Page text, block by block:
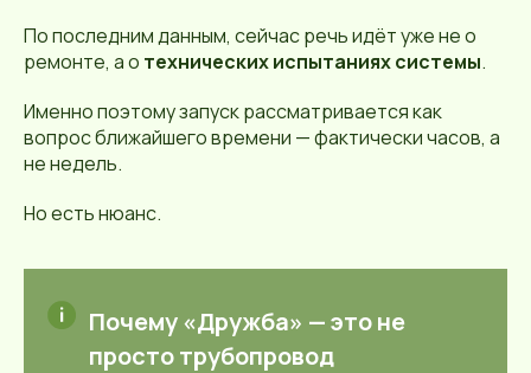
По последним данным, сейчас речь идёт уже не о
ремонте, а о технических испытаниях системы.
Именно поэтому запуск рассматривается как
вопрос ближайшего времени — фактически часов, а
не недель.
Но есть нюанс.
Почему «Дружба» — это не
просто трубопровод